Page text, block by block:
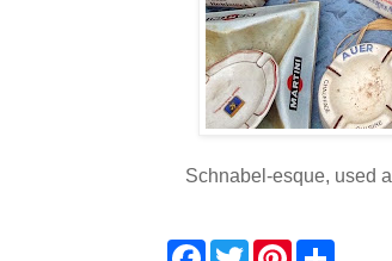
Schnabel-esque, used